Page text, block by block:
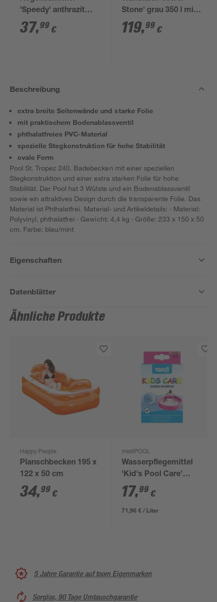
'Speedy' anthrazit
inkl. Zubehör
37,99 €
Stone' grau 350 l mit
Hahn
119,99 €
Beschreibung
extra breite Seitenwände und starke Folie
mit praktischem Bodenablassventil
phthalatfreies PVC-Material
spezielle Stegkonstruktion für hohe Stabilität
ovale Form
Pool St. Tropez 240. Badebecken mit einer speziellen
Stegkonstruktion und einer extra starken Folie für hohe
Stabilität. Der Pool hat 3 Wülste und ein Bodenablassventil
sowie ein attraktives Design durch die transparente Folie. Das
Material ist Phthalatfrei. Material- und Artikeldetails: · Material:
Polyvinyl, phthalatfrei · Gewicht: 4,4 kg · Größe: 233 x 150 x 50
cm. Farbe: blau/mint
Eigenschaften
Datenblätter
Ähnliche Produkte
Happy People
Planschbecken 195 x
122 x 50 cm
34,99 €
mediPOOL
Wasserpflegemittel
'Kid's Pool Care'
chlorfrei 250 ml
17,99 €
71,96 € / Liter
5 Jahre Garantie auf toom Eigenmarken
Sorglos, 90 Tage Umtauschgarantie